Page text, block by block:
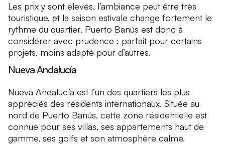
Les prix y sont élevés, l’ambiance peut être très
touristique, et la saison estivale change fortement le
rythme du quartier. Puerto Banús est donc à
considérer avec prudence : parfait pour certains
projets, moins adapté pour d’autres.
Nueva Andalucía
Nueva Andalucía est l’un des quartiers les plus
appréciés des résidents internationaux. Située au
nord de Puerto Banús, cette zone résidentielle est
connue pour ses villas, ses appartements haut de
gamme, ses golfs et son atmosphère calme.